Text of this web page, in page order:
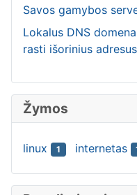
Savos gamybos
Lokalus DNS
rasti išorinius adresus
Žymos
linux 1 internetas